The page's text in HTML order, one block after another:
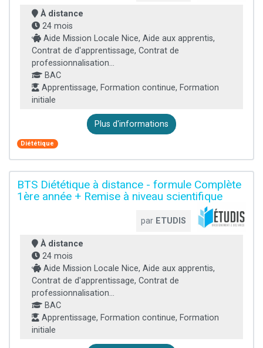
À distance
24 mois
Aide Mission Locale Nice, Aide aux apprentis,
Contrat de d'apprentissage, Contrat de
professionnalisation...
BAC
Apprentissage, Formation continue, Formation
initiale
Plus d'informations
Diététique
BTS Diététique à distance - formule Complète
1ère année + Remise à niveau scientifique
par ETUDIS
À distance
24 mois
Aide Mission Locale Nice, Aide aux apprentis,
Contrat de d'apprentissage, Contrat de
professionnalisation...
BAC
Apprentissage, Formation continue, Formation
initiale